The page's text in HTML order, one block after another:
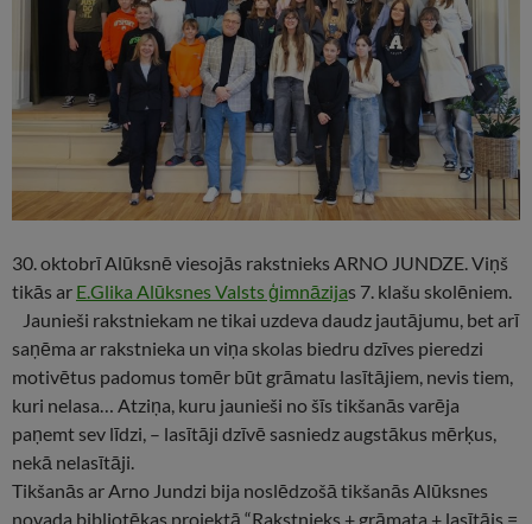
30. oktobrī Alūksnē viesojās rakstnieks ARNO JUNDZE. Viņš
tikās ar E.Glika Alūksnes Valsts ģimnāzijas 7. klašu skolēniem.
Jaunieši rakstniekam ne tikai uzdeva daudz jautājumu, bet arī
saņēma ar rakstnieka un viņa skolas biedru dzīves pieredzi
motivētus padomus tomēr būt grāmatu lasītājiem, nevis tiem,
kuri nelasa… Atziņa, kuru jaunieši no šīs tikšanās varēja
paņemt sev līdzi, – lasītāji dzīvē sasniedz augstākus mērķus,
nekā nelasītāji.
Tikšanās ar Arno Jundzi bija noslēdzošā tikšanās Alūksnes
novada bibliotēkas projektā “Rakstnieks + grāmata + lasītājs =